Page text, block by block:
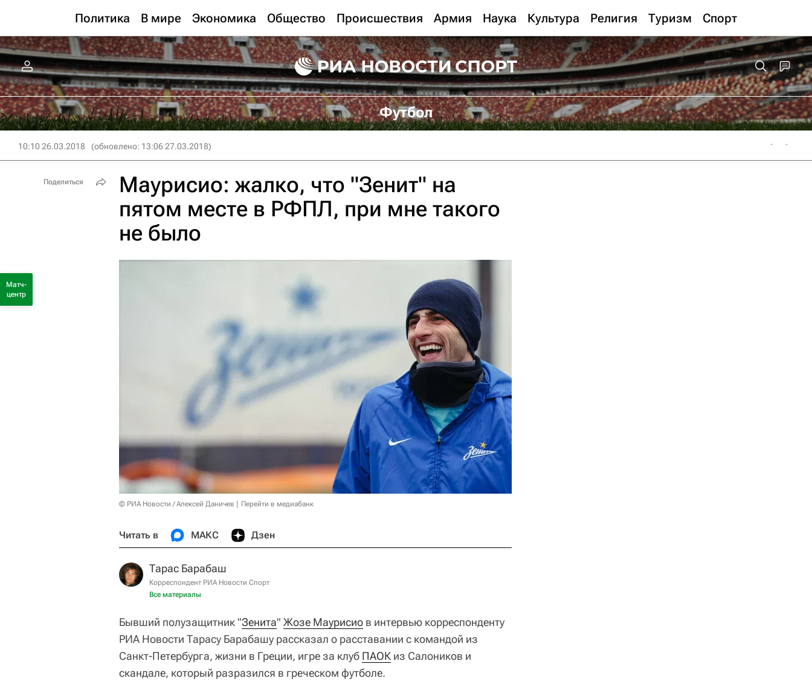
Политика В мире Экономика Общество Происшествия Армия Наука Культура Религия Туризм Спорт
Футбол
10:10 26.03.2018 (обновлено: 13:06 27.03.2018)
Маурисио: жалко, что "Зенит" на
пятом месте в РФПЛ, при мне такого
не было
© РИА Новости / Алексей Даничев Перейти в медиабанк
Читать в МАКС Дзен
Тарас Барабаш
Корреспондент РИА Новости Спорт
Все материалы
Бывший полузащитник "Зенита" Жозе Маурисио в интервью корреспонденту
РИА Новости Тарасу Барабашу рассказал о расставании с командой из
Санкт-Петербурга, жизни в Греции, игре за клуб ПАОК из Салоников и
скандале, который разразился в греческом футболе.
Поделиться
Матч-
центр